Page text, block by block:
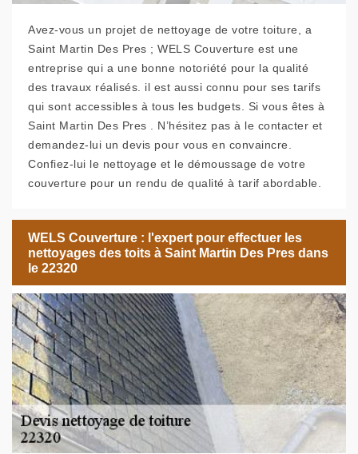
Avez-vous un projet de nettoyage de votre toiture, a
Saint Martin Des Pres ; WELS Couverture est une
entreprise qui a une bonne notoriété pour la qualité
des travaux réalisés. il est aussi connu pour ses tarifs
qui sont accessibles à tous les budgets. Si vous êtes à
Saint Martin Des Pres . N’hésitez pas à le contacter et
demandez-lui un devis pour vous en convaincre.
Confiez-lui le nettoyage et le démoussage de votre
couverture pour un rendu de qualité à tarif abordable.
WELS Couverture : l'expert pour effectuer les
nettoyages des toits à Saint Martin Des Pres dans
le 22320